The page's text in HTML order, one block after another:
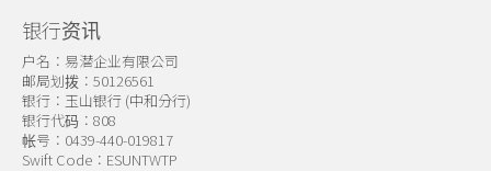
银行资讯
户名：易潜企业有限公司
邮局划拨：50126561
银行：玉山银行 (中和分行)
银行代码：808
帐号：0439-440-019817
Swift Code：ESUNTWTP